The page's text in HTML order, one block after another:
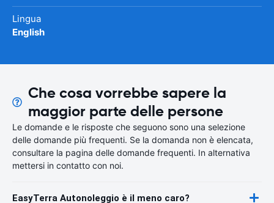
Lingua
English
Che cosa vorrebbe sapere la
maggior parte delle persone
Le domande e le risposte che seguono sono una selezione
delle domande più frequenti. Se la domanda non è elencata,
consultare la pagina delle domande frequenti. In alternativa
mettersi in contatto con noi.
EasyTerra Autonoleggio è il meno caro?